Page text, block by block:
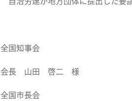
全国知事会
会長 山田 啓
全国市長会